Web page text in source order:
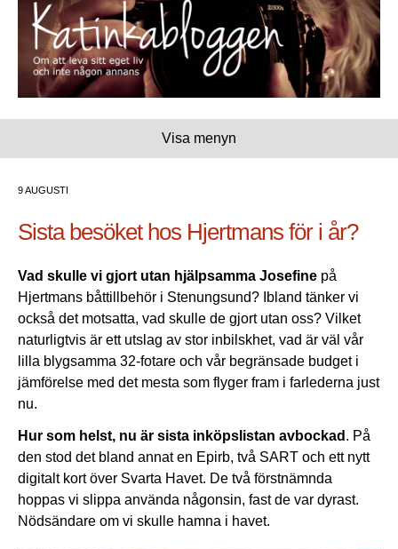
Visa menyn
9 AUGUSTI
Sista besöket hos Hjertmans för i år?
Vad skulle vi gjort utan hjälpsamma Josefine på
Hjertmans båttillbehör i Stenungsund? Ibland tänker vi
också det motsatta, vad skulle de gjort utan oss? Vilket
naturligtvis är ett utslag av stor inbilskhet, vad är väl vår
lilla blygsamma 32-fotare och vår begränsade budget i
jämförelse med det mesta som flyger fram i farlederna just
nu.
Hur som helst, nu är sista inköpslistan avbockad . På
den stod det bland annat en Epirb, två SART och ett nytt
digitalt kort över Svarta Havet. De två förstnämnda
hoppas vi slippa använda någonsin, fast de var dyrast.
Nödsändare om vi skulle hamna i havet.